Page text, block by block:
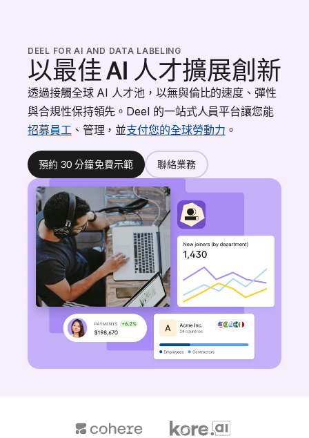
DEEL FOR AI AND DATA LABELING
以最佳 AI 人才擴展創新
透過接觸全球 AI 人才池，以無與倫比的速度、彈性
與合規性保持領先。Deel 的一站式人員平台讓您能
招募員工、管理，並支付您的全球勞動力 。
預約 30 分鐘免費示範 聯絡業務